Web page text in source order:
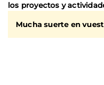
los proyectos y
Mucha suerte en